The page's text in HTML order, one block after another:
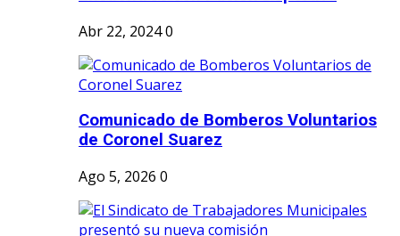
Abr 22, 20240
Comunicado de Bomberos Voluntarios
de Coronel Suarez
Ago 5, 2026 0